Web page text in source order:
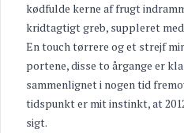
kødfulde kerne af frugt
kridtagtigt greb, suppleret
En touch tørrere og et strejf
portene, disse to årgange er
sammenlignet i nogen tid
tidspunkt er mit instinkt, at
sigt.